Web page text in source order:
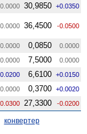
0.0000 30,9850 +0.0350
0.0000 36,4500 -0.0500
0.0000 0,0850 0.0000
0.0000 7,5000 0.0000
6,6100 +0.0150
0.0000 0,3700 +0.0020
27,3300 -0.0200
конвертер